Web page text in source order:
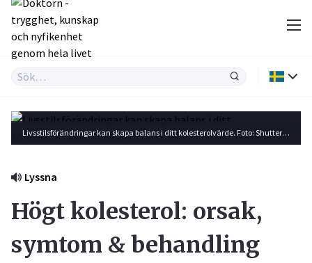
Livsstilsförändringar kan skapa balans i ditt kolesterolvärde. Foto: Shutterstock
Lyssna
Högt kolesterol: orsak,
symtom & behandling